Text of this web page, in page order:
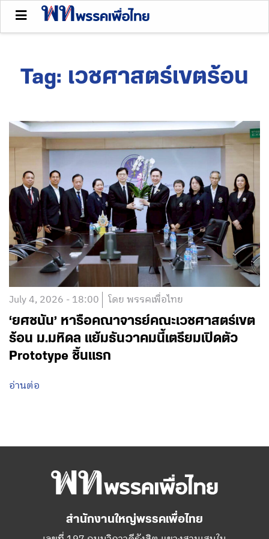
Tag: เวชศาสตร์เขตร้อน
July 4, 2026 - 18:00 โดย พรรคเพื่อไทย
‘ยศชนัน’ หารือคณาจารย์คณะเวชศาสตร์เขต
ร้อน ม.มหิดล แย้มธันวาคมนี้เตรียมเปิดตัว
Prototype ชิ้นแรก
อ่านต่อ
สำนักงานใหญ่พรรคเพื่อไทย